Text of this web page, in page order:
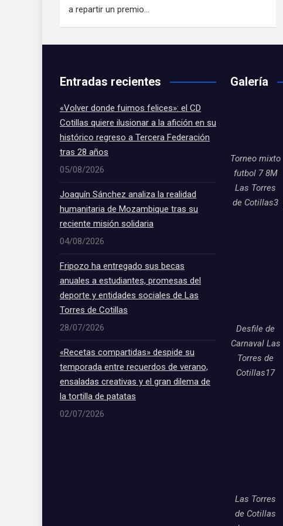
a repartir un premio…
Entradas recientes
«Volver donde fuimos felices»: el CD
Cotillas quiere ilusionar a la afición en su
histórico regreso a Tercera Federación
tras 28 años
05/08/2026
Joaquín Sánchez analiza la realidad
humanitaria de Mozambique tras su
reciente misión solidaria
04/08/2026
Fripozo ha entregado sus becas
anuales a estudiantes, promesas del
deporte y entidades sociales de Las
Torres de Cotillas
28/07/2026
«Recetas compartidas» despide su
temporada entre recuerdos de verano,
ensaladas creativas y el gran dilema de
la tortilla de patatas
02/07/2026
Galería
Torneo mixto
futbol 7 8M
Las Torres
de Cotillas3
Desfile de
Carnaval Las
Torres de
Cotillas17
Las Torres
de Cotillas